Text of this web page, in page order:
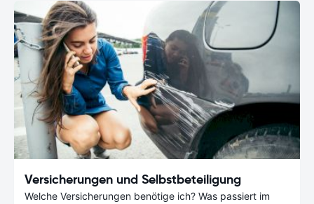
Versicherungen und Selbstbeteiligung
Welche Versicherungen benötige ich? Was passiert im